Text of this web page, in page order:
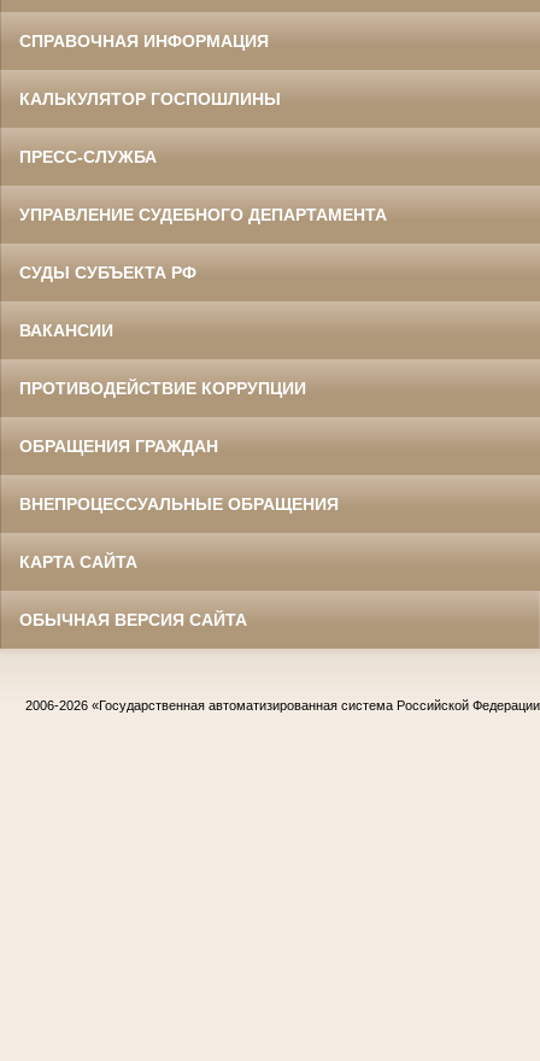
СПРАВОЧНАЯ ИНФОРМАЦИЯ
КАЛЬКУЛЯТОР ГОСПОШЛИНЫ
ПРЕСС-СЛУЖБА
УПРАВЛЕНИЕ СУДЕБНОГО ДЕПАРТАМЕНТА
СУДЫ СУБЪЕКТА РФ
ВАКАНСИИ
ПРОТИВОДЕЙСТВИЕ КОРРУПЦИИ
ОБРАЩЕНИЯ ГРАЖДАН
ВНЕПРОЦЕССУАЛЬНЫЕ ОБРАЩЕНИЯ
КАРТА САЙТА
ОБЫЧНАЯ ВЕРСИЯ САЙТА
2006-2026 «Государственная автоматизированная система Российской